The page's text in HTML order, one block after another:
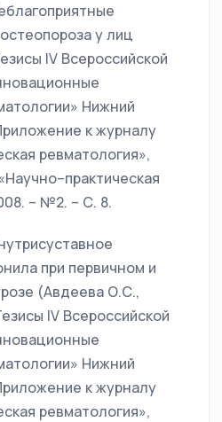
у лиц
IV Всероссийской
Нижний
к журналу
ревматология»,
– №2. – С. 8.
при первичном и
(Авдеева О.С.,
IV Всероссийской
Нижний
к журналу
ревматология»,